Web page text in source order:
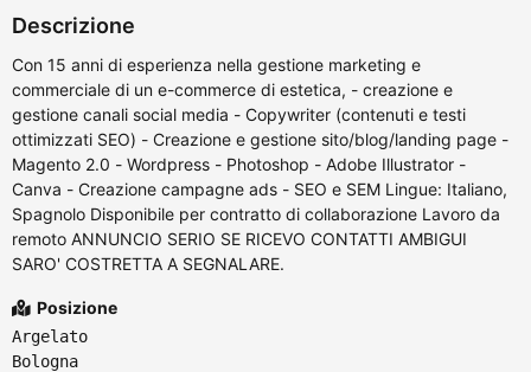
Descrizione
Con 15 anni di esperienza nella gestione marketing e
commerciale di un e-commerce di estetica, - creazione e
gestione canali social media - Copywriter (contenuti e testi
ottimizzati SEO) - Creazione e gestione sito/blog/landing page -
Magento 2.0 - Wordpress - Photoshop - Adobe Illustrator -
Canva - Creazione campagne ads - SEO e SEM Lingue: Italiano,
Spagnolo Disponibile per contratto di collaborazione Lavoro da
remoto ANNUNCIO SERIO SE RICEVO CONTATTI AMBIGUI
SARO' COSTRETTA A SEGNALARE.
Posizione
Argelato
Bologna